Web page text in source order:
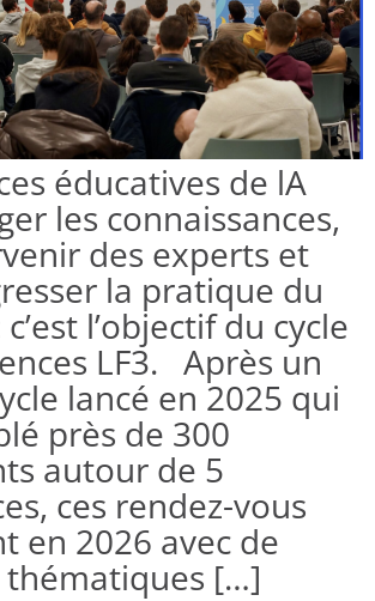
éducatives de lA
les connaissances,
des experts et
la pratique du
l’objectif du cycle
LF3. Après un
lancé en 2025 qui
près de 300
autour de 5
ces rendez-vous
en 2026 avec de
thématiques […]